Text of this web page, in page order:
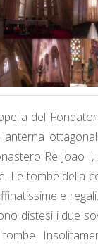
del
Re Joao
Le tombe della
e
distesi i due